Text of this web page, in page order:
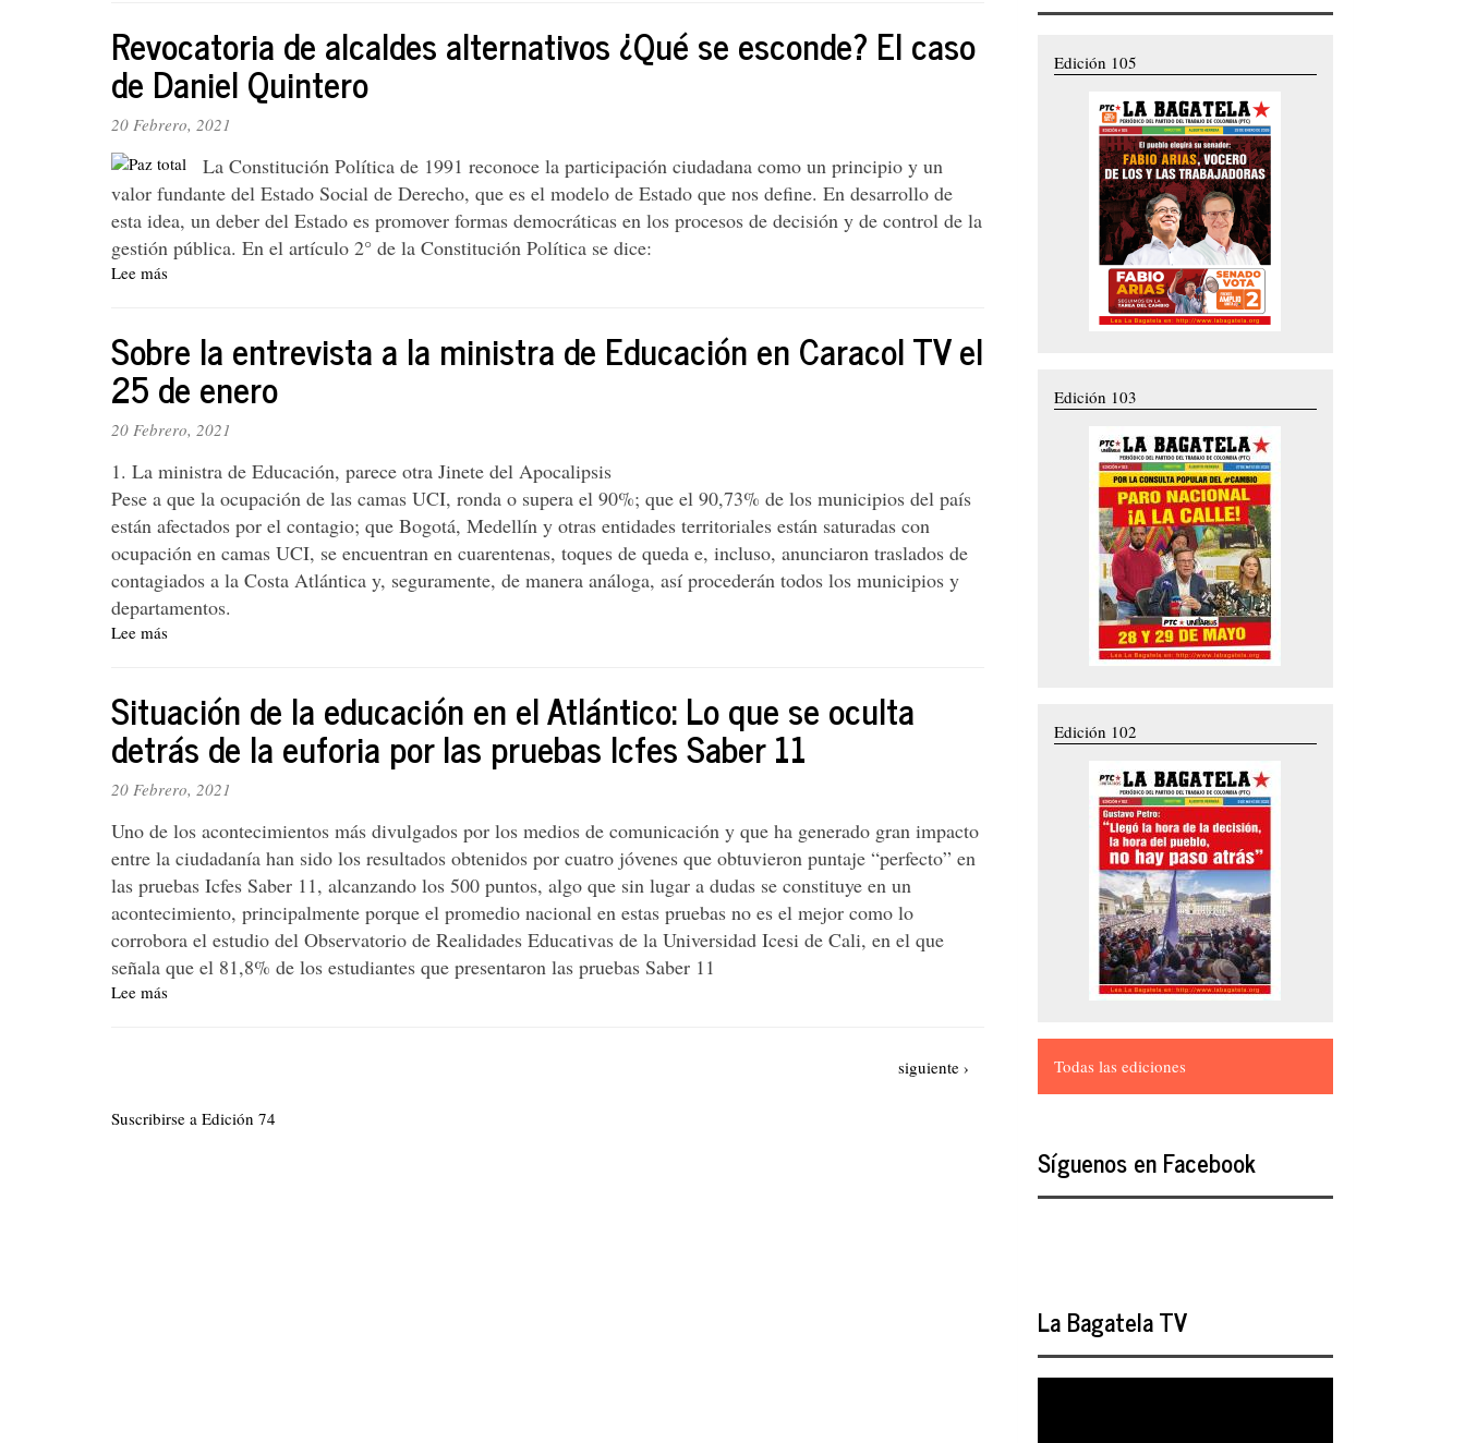
de
las
fuerzas
democráticas
Revocatoria de alcaldes alternativos ¿Qué se esconde? El caso
de Daniel Quintero
20 Febrero, 2021
La Constitución Política de 1991 reconoce la participación ciudadana como un principio y un
valor fundante del Estado Social de Derecho, que es el modelo de Estado que nos define. En desarrollo de
esta idea, un deber del Estado es promover formas democráticas en los procesos de decisión y de control de la
gestión pública. En el artículo 2° de la Constitución Política se dice:
Lee más
alcaldes
alternativos
¿Qué
se
esconde?
caso
de
Daniel
Quintero
Sobre la entrevista a la ministra de Educación en Caracol TV el
25 de enero
20 Febrero, 2021
1. La ministra de Educación, parece otra Jinete del Apocalipsis
Pese a que la ocupación de las camas UCI, ronda o supera el 90%; que el 90,73% de los municipios del país
están afectados por el contagio; que Bogotá, Medellín y otras entidades territoriales están saturadas con
ocupación en camas UCI, se encuentran en cuarentenas, toques de queda e, incluso, anunciaron traslados de
contagiados a la Costa Atlántica y, seguramente, de manera análoga, así procederán todos los municipios y
departamentos.
Lee más
entrevista
a
la
ministra
de
en
Caracol
TV
el
de
enero
Situación de la educación en el Atlántico: Lo que se oculta
detrás de la euforia por las pruebas Icfes Saber 11
20 Febrero, 2021
Uno de los acontecimientos más divulgados por los medios de comunicación y que ha generado gran impacto
entre la ciudadanía han sido los resultados obtenidos por cuatro jóvenes que obtuvieron puntaje “perfecto” en
las pruebas Icfes Saber 11, alcanzando los 500 puntos, algo que sin lugar a dudas se constituye en un
acontecimiento, principalmente porque el promedio nacional en estas pruebas no es el mejor como lo
corrobora el estudio del Observatorio de Realidades Educativas de la Universidad Icesi de Cali, en el que
señala que el 81,8% de los estudiantes que presentaron las pruebas Saber 11
Lee más
el
Siguiente
siguiente ›
Suscribirse a Edición 74
Edición 105
Edición 103
Edición 102
Todas las ediciones
Síguenos en Facebook
La Bagatela TV